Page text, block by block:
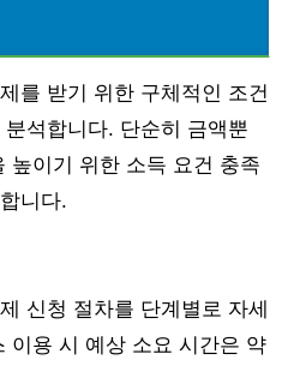
를 받기 위한 구체적인 조건
석합니다. 단순히 금액뿐
높이기 위한 소득 요건 충족
니다.
신청 절차를 단계별로 자세
이용 시 예상 소요 시간은 약